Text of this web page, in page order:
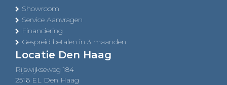
Showroom
Service Aanvragen
Financiering
Gespreid betalen in 3 maanden
Locatie Den Haag
Rijswijkseweg 184
2516 EL Den Haag